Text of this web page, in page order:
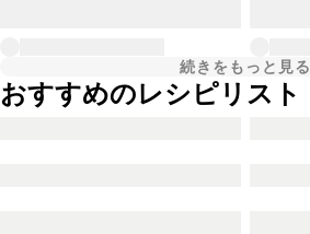
続きをもっと見る
おすすめのレシピリスト